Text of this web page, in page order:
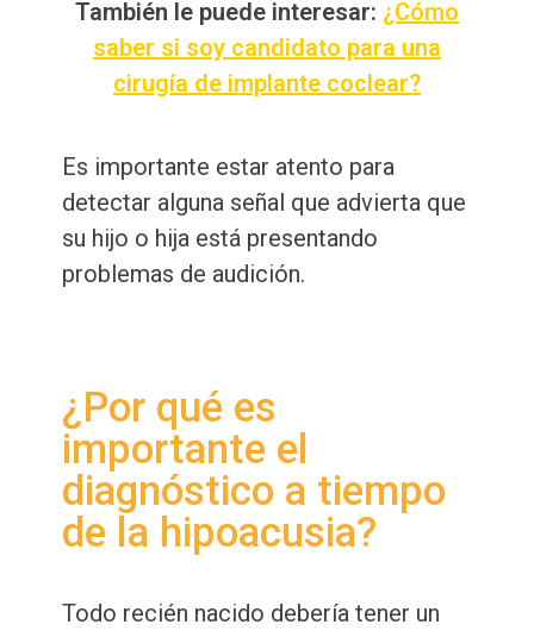
También le puede interesar: ¿Cómo
saber si soy candidato para una
cirugía de implante coclear?
Es importante estar atento para
detectar alguna señal que advierta que
su hijo o hija está presentando
problemas de audición.
¿Por qué es
importante el
diagnóstico a tiempo
de la hipoacusia?
Todo recién nacido debería tener un